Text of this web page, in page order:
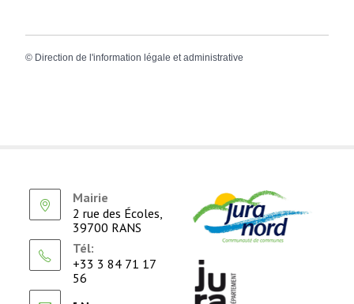
© Direction de l'information légale et administrative
Mairie
2 rue des Écoles,
39700 RANS
Tél:
+33 3 84 71 17
56